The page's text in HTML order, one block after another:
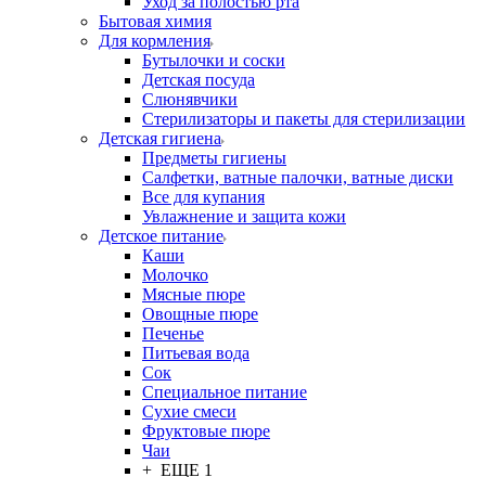
Бытовая химия
Для кормления
Бутылочки и соски
Детская посуда
Слюнявчики
Стерилизаторы и пакеты для стерилизации
Детская гигиена
Предметы гигиены
Салфетки, ватные палочки, ватные диски
Все для купания
Увлажнение и защита кожи
Детское питание
Каши
Молочко
Мясные пюре
Овощные пюре
Печенье
Питьевая вода
Сок
Специальное питание
Сухие смеси
Фруктовые пюре
Чаи
+ ЕЩЕ 1